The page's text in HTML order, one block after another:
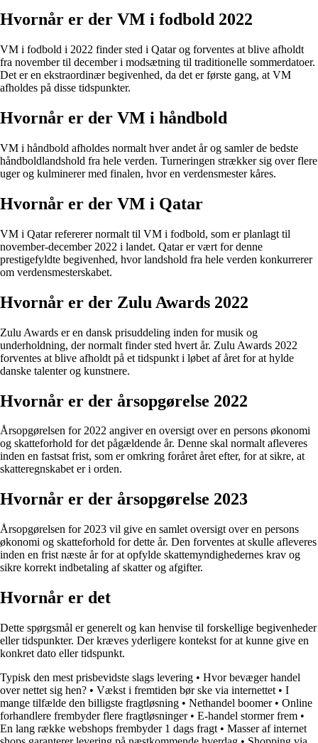
Hvornår er der VM i fodbold 2022
VM i fodbold i 2022 finder sted i Qatar og forventes at blive afholdt
fra november til december i modsætning til traditionelle sommerdatoer.
Det er en ekstraordinær begivenhed, da det er første gang, at VM
afholdes på disse tidspunkter.
Hvornår er der VM i håndbold
VM i håndbold afholdes normalt hver andet år og samler de bedste
håndboldlandshold fra hele verden. Turneringen strækker sig over flere
uger og kulminerer med finalen, hvor en verdensmester kåres.
Hvornår er der VM i Qatar
VM i Qatar refererer normalt til VM i fodbold, som er planlagt til
november-december 2022 i landet. Qatar er vært for denne
prestigefyldte begivenhed, hvor landshold fra hele verden konkurrerer
om verdensmesterskabet.
Hvornår er der Zulu Awards 2022
Zulu Awards er en dansk prisuddeling inden for musik og
underholdning, der normalt finder sted hvert år. Zulu Awards 2022
forventes at blive afholdt på et tidspunkt i løbet af året for at hylde
danske talenter og kunstnere.
Hvornår er der årsopgørelse 2022
Årsopgørelsen for 2022 angiver en oversigt over en persons økonomi
og skatteforhold for det pågældende år. Denne skal normalt afleveres
inden en fastsat frist, som er omkring foråret året efter, for at sikre, at
skatteregnskabet er i orden.
Hvornår er der årsopgørelse 2023
Årsopgørelsen for 2023 vil give en samlet oversigt over en persons
økonomi og skatteforhold for dette år. Den forventes at skulle afleveres
inden en frist næste år for at opfylde skattemyndighedernes krav og
sikre korrekt indbetaling af skatter og afgifter.
Hvornår er det
Dette spørgsmål er generelt og kan henvise til forskellige begivenheder
eller tidspunkter. Der kræves yderligere kontekst for at kunne give en
konkret dato eller tidspunkt.
Typisk den mest prisbevidste slags levering • Hvor bevæger handel
over nettet sig hen? • Vækst i fremtiden bør ske via internettet • I
mange tilfælde den billigste fragtløsning • Nethandel boomer• Online
forhandlere frembyder flere fragtløsninger• E-handel stormer frem •
En lang række webshops frembyder 1 dags fragt • Masser af internet